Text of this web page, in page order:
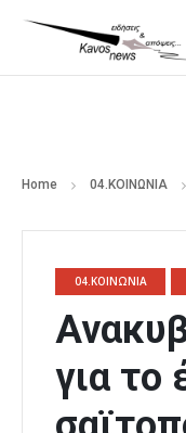
Home 04.ΚΟΙΝΩΝΙΑ
04.ΚΟΙΝΩΝΙΑ
για το